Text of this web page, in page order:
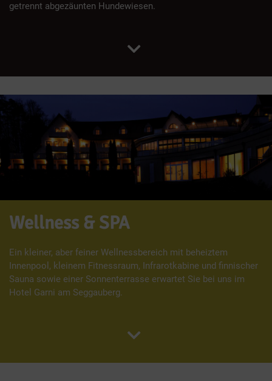
getrennt abgezäunten Hundewiesen.
Wellness & SPA
Ein kleiner, aber feiner Wellnessbereich mit beheiztem
Innenpool, kleinem Fitnessraum, Infrarotkabine und finnischer
Sauna sowie einer Sonnenterrasse erwartet Sie bei uns im
Hotel Garni am Seggauberg.